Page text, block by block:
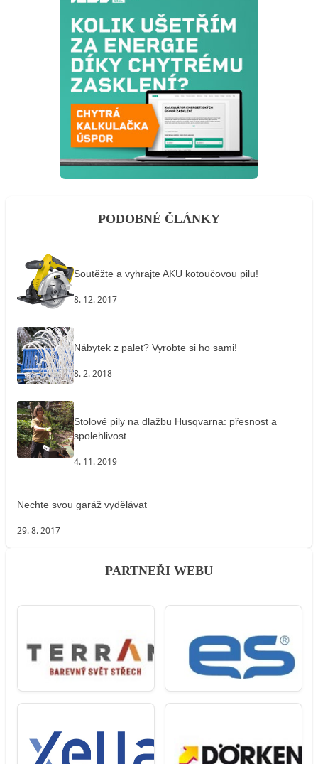
PODOBNÉ ČLÁNKY
Soutěžte a vyhrajte AKU kotoučovou pilu!
8. 12. 2017
Nábytek z palet? Vyrobte si ho sami!
8. 2. 2018
Stolové pily na dlažbu Husqvarna: přesnost a
spolehlivost
4. 11. 2019
Nechte svou garáž vydělávat
29. 8. 2017
PARTNEŘI WEBU